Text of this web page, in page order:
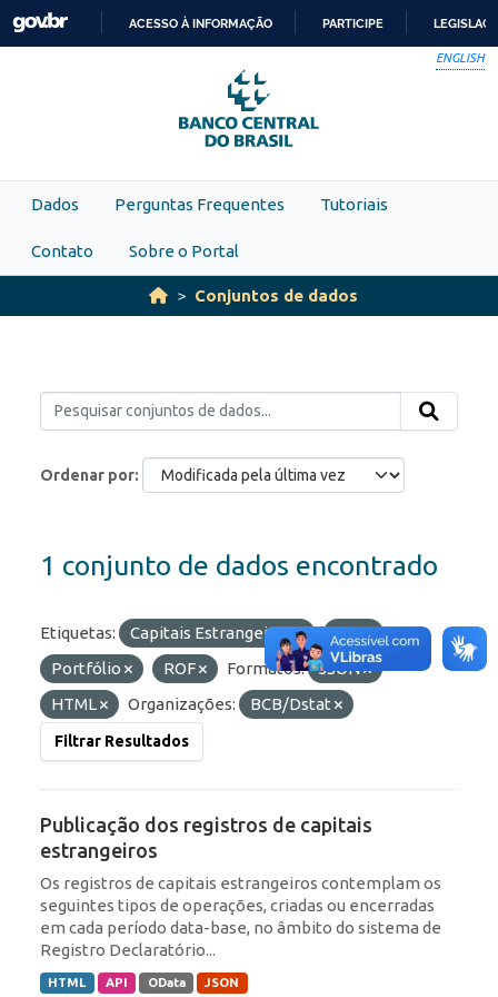
Skip to main content
PARA
O
CONTEÚDO
ACESSO À INFORMAÇÃO PARTICIPE
ENGLISH
Dados Perguntas Frequentes Tutoriais
Contato Sobre o Portal
Conjuntos de dados
Ordenar por
1 conjunto de dados encontrado
Etiquetas: Capitais Estrangeiros
IED
Portfólio
ROF Formatos:
JSON
HTML
Organizações: BCB/Dstat
Filtrar Resultados
Publicação dos registros de capitais
estrangeiros
Os registros de capitais estrangeiros contemplam os
seguintes tipos de operações, criadas ou encerradas
em cada período data-base, no âmbito do sistema de
Registro Declaratório...
HTML API OData JSON